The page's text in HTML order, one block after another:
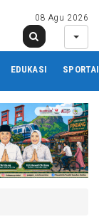
08 Agu 2026
EDUKASI